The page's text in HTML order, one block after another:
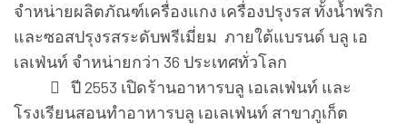
จำหน่ายผลิตภัณฑ์เครื่องแกง เครื่องปรุงรส ทั้งน้ำพริก
และซอสปรุงรสระดับพรีเมี่ยม ภายใต้แบรนด์ บลู เอ
เลเฟ่นท์ จำหน่ายกว่า 36 ประเทศทั่วโลก
 ปี 2553 เปิดร้านอาหารบลู เอเลเฟ่นท์ และ
โรงเรียนสอนทำอาหารบลู เอเลเฟ่นท์ สาขาภูเก็ต